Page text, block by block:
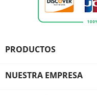
PRODUCTOS
NUESTRA EMPRESA